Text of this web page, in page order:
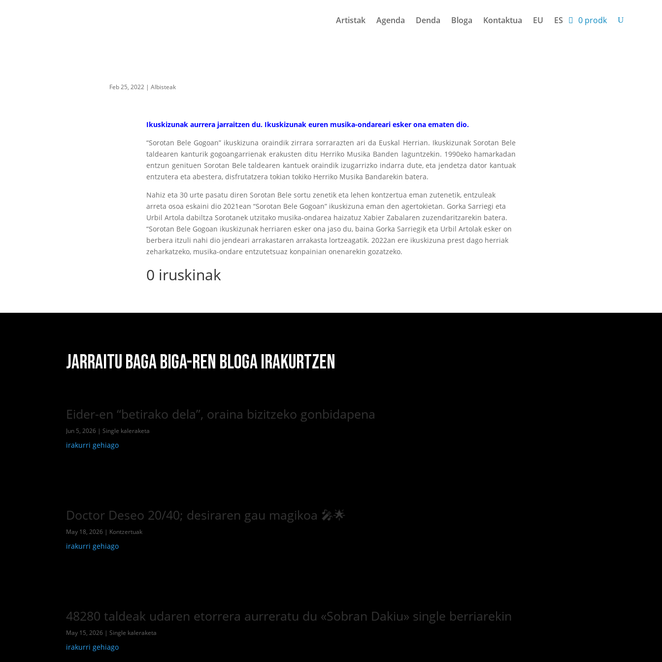
Artistak Agenda Denda Bloga Kontaktua EU ES 0 prodk
Feb 25, 2022 | Albisteak
Ikuskizunak aurrera jarraitzen du. Ikuskizunak euren musika-ondareari esker ona ematen dio.
“Sorotan Bele Gogoan” ikuskizuna oraindik zirrara sorrarazten ari da Euskal Herrian. Ikuskizunak Sorotan Bele
taldearen kanturik gogoangarrienak erakusten ditu Herriko Musika Banden laguntzekin. 1990eko hamarkadan
entzun genituen Sorotan Bele taldearen kantuek oraindik izugarrizko indarra dute, eta jendetza dator kantuak
entzutera eta abestera, disfrutatzera tokian tokiko Herriko Musika Bandarekin batera.
Nahiz eta 30 urte pasatu diren Sorotan Bele sortu zenetik eta lehen kontzertua eman zutenetik, entzuleak
arreta osoa eskaini dio 2021ean “Sorotan Bele Gogoan” ikuskizuna eman den agertokietan. Gorka Sarriegi eta
Urbil Artola dabiltza Sorotanek utzitako musika-ondarea haizatuz Xabier Zabalaren zuzendaritzarekin batera.
“Sorotan Bele Gogoan ikuskizunak herriaren esker ona jaso du, baina Gorka Sarriegik eta Urbil Artolak esker on
berbera itzuli nahi dio jendeari arrakastaren arrakasta lortzeagatik. 2022an ere ikuskizuna prest dago herriak
zeharkatzeko, musika-ondare entzutetsuaz konpainian onenarekin gozatzeko.
0 iruskinak
JARRAITU BAGA BIGA-REN BLOGA IRAKURTZEN
Eider-en “betirako dela”, oraina bizitzeko gonbidapena
Jun 5, 2026 |Single kaleraketa
irakurri gehiago
Doctor Deseo 20/40; desiraren gau magikoa 🎤🌟
May 18, 2026 | Kontzertuak
irakurri gehiago
48280 taldeak udaren etorrera aurreratu du «Sobran Dakiu» single berriarekin
May 15, 2026 |Single kaleraketa
irakurri gehiago